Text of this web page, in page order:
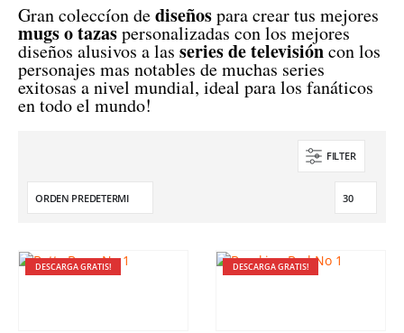
Gran coleccíon dediseñospara crear tus mejores
mugs o tazaspersonalizadas con los mejores
diseños alusivos a las series de televisióncon los
personajes mas notables de muchas series
exitosas a nivel mundial, ideal para los fanáticos
en todo el mundo!
FILTER
DESCARGA GRATIS! DESCARGA GRATIS!